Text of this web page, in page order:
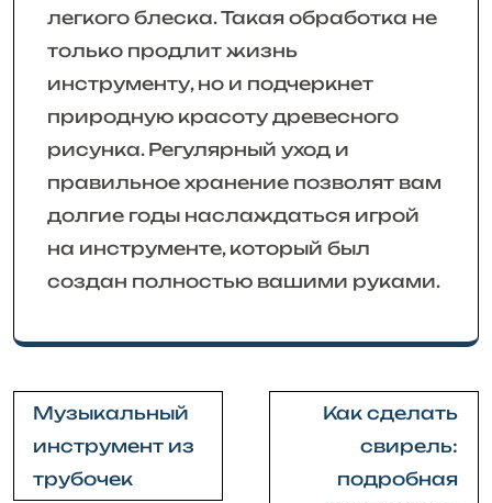
легкого блеска. Такая обработка не
только продлит жизнь
инструменту, но и подчеркнет
природную красоту древесного
рисунка. Регулярный уход и
правильное хранение позволят вам
долгие годы наслаждаться игрой
на инструменте, который был
создан полностью вашими руками.
Навигация
по
записям
Музыкальный
инструмент из
трубочек
Как сделать
свирель:
подробная